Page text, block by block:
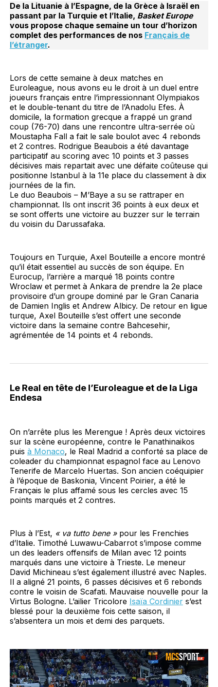
De la Lituanie à l’Espagne, de la Grèce à Israël en
passant par la Turquie et l’Italie, Basket Europe
vous propose chaque semaine un tour d’horizon
complet des performances de nos Français de
l’étranger.
Lors de cette semaine à deux matches en
Euroleague, nous avons eu le droit à un duel entre
joueurs français entre l’impressionnant Olympiakos
et le double-tenant du titre de l’Anadolu Efes. À
domicile, la formation grecque a frappé un grand
coup (76-70) dans une rencontre ultra-serrée où
Moustapha Fall a fait le sale boulot avec 4 rebonds
et 2 contres. Rodrigue Beaubois a été davantage
participatif au scoring avec 10 points et 3 passes
décisives mais repartait avec une défaite coûteuse qui
positionne Istanbul à la 11e place du classement à dix
journées de la fin.
Le duo Beaubois – M’Baye a su se rattraper en
championnat. Ils ont inscrit 36 points à eux deux et
se sont offerts une victoire au buzzer sur le terrain
du voisin du Darussafaka.
Toujours en Turquie, Axel Bouteille a encore montré
qu’il était essentiel au succès de son équipe. En
Eurocup, l’arrière a marqué 18 points contre
Wroclaw et permet à Ankara de prendre la 2e place
provisoire d’un groupe dominé par le Gran Canaria
de Damien Inglis et Andrew Albicy. De retour en ligue
turque, Axel Bouteille s’est offert une seconde
victoire dans la semaine contre Bahcesehir,
agrémentée de 14 points et 4 rebonds.
Le Real en tête de l’Euroleague et de la Liga
Endesa
On n’arrête plus les Merengue ! Après deux victoires
sur la scène européenne, contre le Panathinaikos
puis à Monaco, le Real Madrid a conforté sa place de
coleader du championnat espagnol face au Lenovo
Tenerife de Marcelo Huertas. Son ancien coéquipier
à l’époque de Baskonia, Vincent Poirier, a été le
Français le plus affamé sous les cercles avec 15
points marqués et 2 contres.
Plus à l’Est, « va tutto bene »pour les Frenchies
d’Italie. Timothé Luwawu-Cabarrot s’impose comme
un des leaders offensifs de Milan avec 12 points
marqués dans une victoire à Trieste. Le meneur
David Michineau s’est également illustré avec Naples.
Il a aligné 21 points, 6 passes décisives et 6 rebonds
contre le voisin de Scafati. Mauvaise nouvelle pour la
Virtus Bologne. L’ailier Tricolore Isaïa Cordinier s’est
blessé pour la deuxième fois cette saison, il
s’absentera un mois et demi des parquets.